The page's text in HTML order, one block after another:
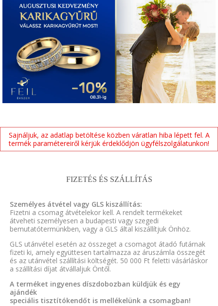
Sajnáljuk, az adatlap betöltése közben váratlan hiba lépett fel. A
termék paramétereiről kérjük érdeklődjön ügyfélszolgálatunkon!
FIZETÉS ÉS SZÁLLÍTÁS
Személyes átvétel vagy GLS kiszállítás:
Fizetni a csomag átvételekor kell. A rendelt termékeket
átveheti személyesen a budapesti vagy szegedi
bemutatótermünkben, vagy a GLS által kiszállítjuk Önhöz.
GLS utánvétel esetén az összeget a csomagot átadó futárnak
fizeti ki, amely együttesen tartalmazza az áruszámla összegét
és az utánvétel szállítási költségét. 50 000 Ft feletti vásárláskor
a szállítási díjat átvállaljuk Öntől.
A terméket ingyenes díszdobozban küldjük és egy
ajándék
speciális tisztítókendőt is mellékelünk a csomagban!